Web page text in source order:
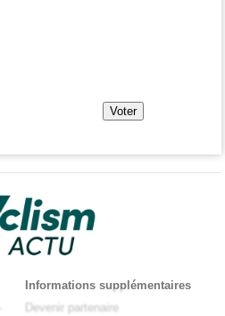
Informations supplémentaires
Devenir partenaire